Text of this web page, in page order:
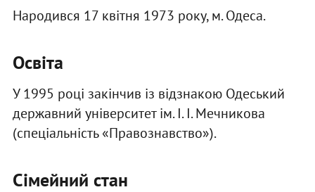
Народився 17 квітня 1973 року, м. Одеса.
Освіта
У 1995 році закінчив із відзнакою Одеський
державний університет ім. І. І. Мечникова
(спеціальність «Правознавство»).
Сімейний стан